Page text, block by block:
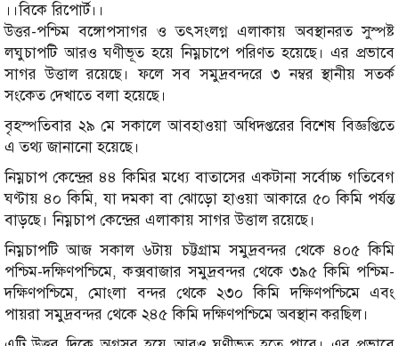
।।বিকে রিপোর্ট।।
উত্তর-পশ্চিম বঙ্গোপসাগর ও তৎসংলগ্ন এলাকায় অবস্থানরত সুস্পষ্ট
লঘুচাপটি আরও ঘণীভূত হয়ে নিম্নচাপে পরিণত হয়েছে। এর প্রভাবে
সাগর উত্তাল রয়েছে। ফলে সব সমুদ্রবন্দরে ৩ নম্বর স্থানীয় সতর্ক
সংকেত দেখাতে বলা হয়েছে।
বৃহস্পতিবার ২৯ মে সকালে আবহাওয়া অধিদপ্তরের বিশেষ বিজ্ঞপ্তিতে
এ তথ্য জানানো হয়েছে।
নিম্নচাপ কেন্দ্রের ৪৪ কিমির মধ্যে বাতাসের একটানা সর্বোচ্চ গতিবেগ
ঘণ্টায় ৪০ কিমি, যা দমকা বা ঝোড়ো হাওয়া আকারে ৫০ কিমি পর্যন্ত
বাড়ছে। নিম্নচাপ কেন্দ্রের এলাকায় সাগর উত্তাল রয়েছে।
নিম্নচাপটি আজ সকাল ৬টায় চট্টগ্রাম সমুদ্রবন্দর থেকে ৪০৫ কিমি
পশ্চিম-দক্ষিণপশ্চিমে, কক্সবাজার সমুদ্রবন্দর থেকে ৩৯৫ কিমি পশ্চিম-
দক্ষিণপশ্চিমে, মোংলা বন্দর থেকে ২৩০ কিমি দক্ষিণপশ্চিমে এবং
পায়রা সমুদ্রবন্দর থেকে ২৪৫ কিমি দক্ষিণপশ্চিমে অবস্থান করছিল।